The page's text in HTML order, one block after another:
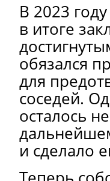
В 2023
в итоге
обязался
для
соседей.
осталось
и сделало